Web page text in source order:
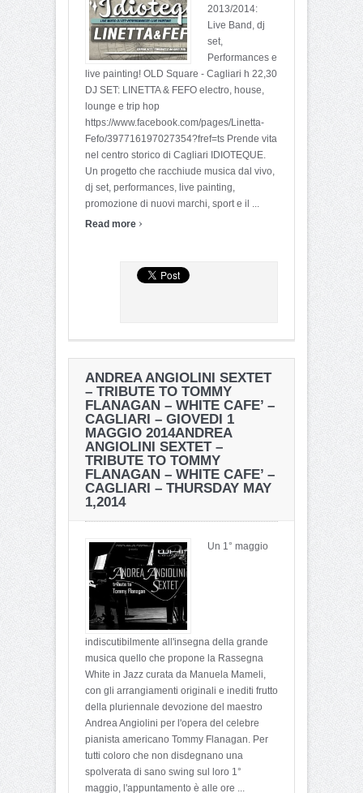
2013/2014:
Live Band, dj
set,
Performances e
live painting! OLD Square - Cagliari h 22,30
DJ SET: LINETTA & FEFO electro, house,
lounge e trip hop
https://www.facebook.com/pages/Linetta-
Fefo/397716197027354?fref=ts Prende vita
nel centro storico di Cagliari IDIOTEQUE.
Un progetto che racchiude musica dal vivo,
dj set, performances, live painting,
promozione di nuovi marchi, sport e il ...
Read more ›
ANDREA ANGIOLINI SEXTET
– TRIBUTE TO TOMMY
FLANAGAN – WHITE CAFE’ –
CAGLIARI – GIOVEDI 1
MAGGIO 2014ANDREA
ANGIOLINI SEXTET –
TRIBUTE TO TOMMY
FLANAGAN – WHITE CAFE’ –
CAGLIARI – THURSDAY MAY
1,2014
Un 1° maggio
indiscutibilmente all'insegna della grande
musica quello che propone la Rassegna
White in Jazz curata da Manuela Mameli,
con gli arrangiamenti originali e inediti frutto
della pluriennale devozione del maestro
Andrea Angiolini per l'opera del celebre
pianista americano Tommy Flanagan. Per
tutti coloro che non disdegnano una
spolverata di sano swing sul loro 1°
maggio, l'appuntamento è alle ore ...